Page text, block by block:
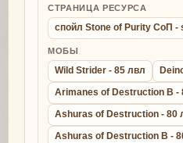
СТРАНИЦА РЕСУРСА
спойл Stone of Purity СоП -
МОБЫ
Wild Strider - 85 лвл
Arimanes of Destruction B -
Ashuras of Destruction - 80
Ashuras of Destruction B -